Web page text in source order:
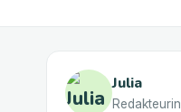
Julia
Redakteurin